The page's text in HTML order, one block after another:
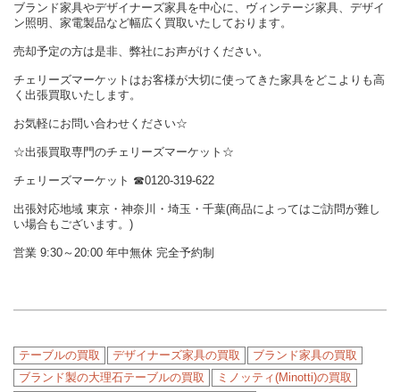
ブランド家具やデザイナーズ家具を中心に、ヴィンテージ家具、デザイ
ン照明、家電製品など幅広く買取いたしております。
売却予定の方は是非、弊社にお声がけください。
チェリーズマーケットはお客様が大切に使ってきた家具をどこよりも高
く出張買取いたします。
お気軽にお問い合わせください☆
☆出張買取専門のチェリーズマーケット☆
チェリーズマーケット ☎︎0120-319-622
出張対応地域 東京・神奈川・埼玉・千葉(商品によってはご訪問が難し
い場合もございます。)
営業 9:30～20:00 年中無休 完全予約制
テーブルの買取 デザイナーズ家具の買取
ブランド家具の買取
ブランド製の大理石テーブルの買取
ミノッティ(Minotti)の買取